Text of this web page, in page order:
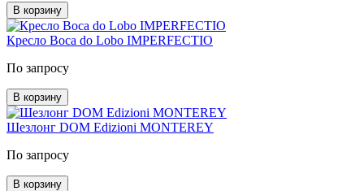
В корзину
Кресло Boca do Lobo IMPERFECTIO
По запросу
В корзину
Шезлонг DOM Edizioni MONTEREY
По запросу
В корзину